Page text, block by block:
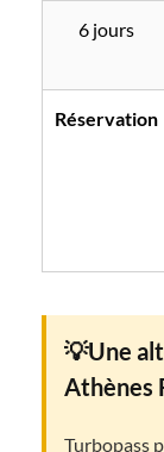
6 jours
Réservation
💡Une
Athènes
Turbopass